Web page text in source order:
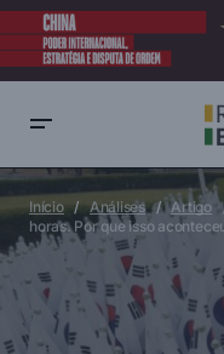
A Coreia do Sul teve lei
e o que podemos esperar
Início Análises Artigo
horas. Por que isso